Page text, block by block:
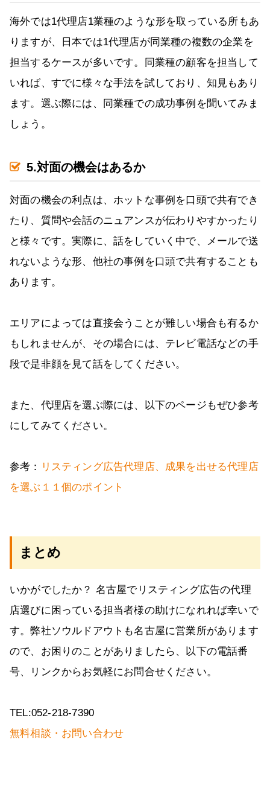
海外では1代理店1業種のような形を取っている所もあ
りますが、日本では1代理店が同業種の複数の企業を
担当するケースが多いです。同業種の顧客を担当して
いれば、すでに様々な手法を試しており、知見もあり
ます。選ぶ際には、同業種での成功事例を聞いてみま
しょう。
5.対面の機会はあるか
対面の機会の利点は、ホットな事例を口頭で共有でき
たり、質問や会話のニュアンスが伝わりやすかったり
と様々です。実際に、話をしていく中で、メールで送
れないような形、他社の事例を口頭で共有することも
あります。
エリアによっては直接会うことが難しい場合も有るか
もしれませんが、その場合には、テレビ電話などの手
段で是非顔を見て話をしてください。
また、代理店を選ぶ際には、以下のページもぜひ参考
にしてみてください。
参考：
リスティング広告代理店、成果を出せる代理店
を選ぶ１１個のポイント
まとめ
いかがでしたか？ 名古屋でリスティング広告の代理
店選びに困っている担当者様の助けになれれば幸いで
す。弊社ソウルドアウトも名古屋に営業所があります
ので、お困りのことがありましたら、以下の電話番
号、リンクからお気軽にお問合せください。
TEL:052-218-7390
無料相談・お問い合わせ